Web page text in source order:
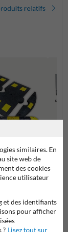
relatifs
d'Âne
des routes
similaires. En
site web de
des cookies
utilisateur
et des identifiants
pour afficher
? Lisez tout sur